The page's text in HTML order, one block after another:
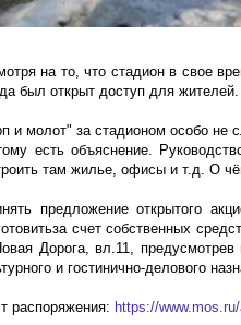
на то, что стадион в свое
был открыт доступ для
и молот" за стадионом особо не
есть объяснение.
там жилье, офисы и т.д. О
предложение открытого
счет собственных
Дорога, вл.11, предусмотрев
и гостинично-делового
распоряжения: https://